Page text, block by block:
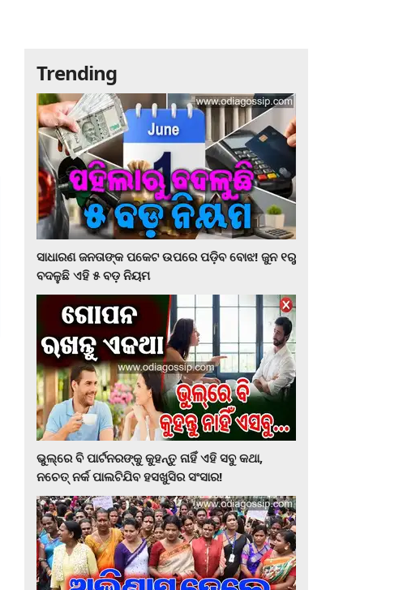
Trending
ସାଧାରଣ ଜନତାଙ୍କ ପକେଟ ଉପରେ ପଡ଼ିବ ବୋଝ! ଜୁନ ୧ରୁ
ବଦଳୁଛି ଏହି ୫ ବଡ଼ ନିୟମ
ଭୁଲ୍‌ରେ ବି ପାର୍ଟନରଙ୍କୁ କୁହନ୍ତୁ ନାହିଁ ଏହି ସବୁ କଥା,
ନଚେତ୍‌ ନର୍କ ପାଲଟିଯିବ ହସଖୁସିର ସଂସାର!